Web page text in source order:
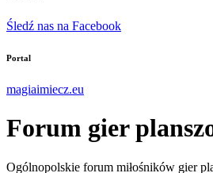
Śledź nas na Facebook
Portal
magiaimiecz.eu
Forum gier
Ogólnopolskie forum miłośników gier